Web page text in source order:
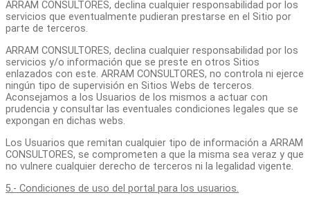
ARRAM CONSULTORES, declina cualquier responsabilidad por los
servicios que eventualmente pudieran prestarse en el Sitio por
parte de terceros.
ARRAM CONSULTORES, declina cualquier responsabilidad por los
servicios y/o información que se preste en otros Sitios
enlazados con este. ARRAM CONSULTORES, no controla ni ejerce
ningún tipo de supervisión en Sitios Webs de terceros.
Aconsejamos a los Usuarios de los mismos a actuar con
prudencia y consultar las eventuales condiciones legales que se
expongan en dichas webs.
Los Usuarios que remitan cualquier tipo de información a ARRAM
CONSULTORES, se comprometen a que la misma sea veraz y que
no vulnere cualquier derecho de terceros ni la legalidad vigente.
5.- Condiciones de uso del portal para los usuarios.